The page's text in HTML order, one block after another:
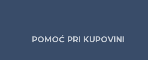
POMOĆ PRI KUPOVINI